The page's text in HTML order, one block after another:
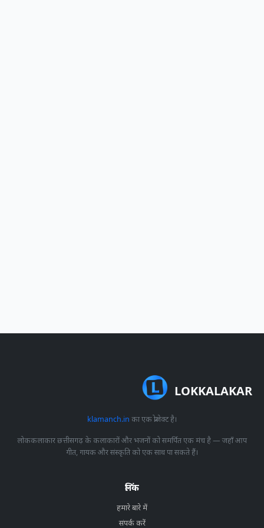
LOKKALAKAR
klamanch.in का एक प्रोजेक्ट है।
लोककलाकार छत्तीसगढ़ के कलाकारों और भजनों को समर्पित एक मंच है — जहाँ आप
गीत, गायक और संस्कृति को एक साथ पा सकते हैं।
लिंक
हमारे बारे में
संपर्क करें